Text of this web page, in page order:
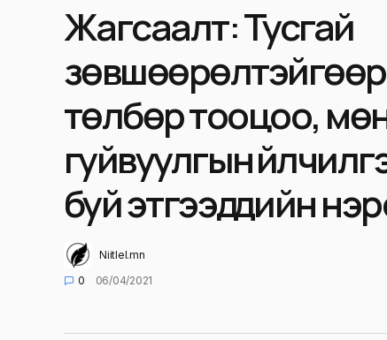
Жагсаалт: Тусгай
төлбөр тооцоо,
гуйвуулгын
буй этгээдүүдийн
Niitlel.mn
0
06/04/2021